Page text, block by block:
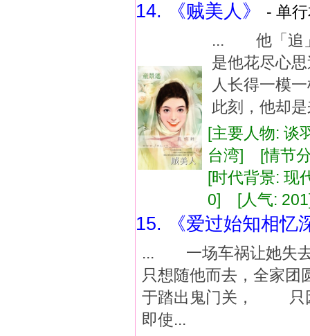
14. 《贼美人》
- 单
... 他「追
是他花尽心
人长得一
此刻，他却
[主要人物: 谈
台湾] [情节
[时代背景:
0] [人气:
15. 《爱过始知相忆
... 一场车祸让她失
只想随他而去，全
于踏出鬼门关， 只
即使...